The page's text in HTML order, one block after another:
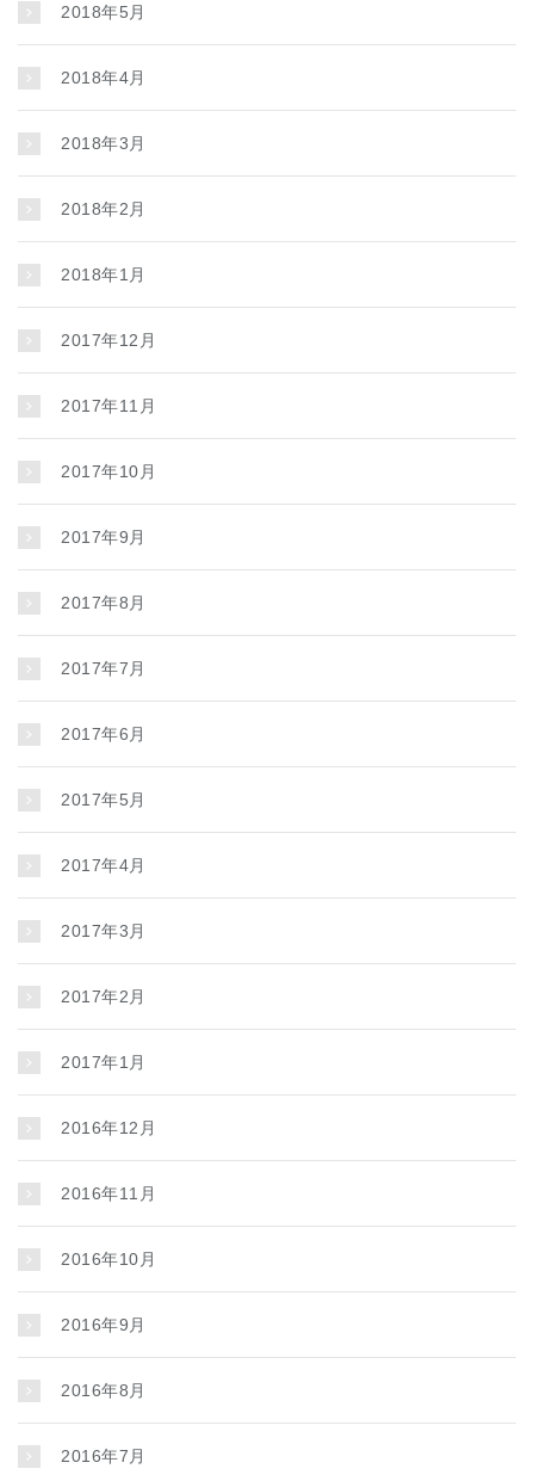
2018年5月
2018年4月
2018年3月
2018年2月
2018年1月
2017年12月
2017年11月
2017年10月
2017年9月
2017年8月
2017年7月
2017年6月
2017年5月
2017年4月
2017年3月
2017年2月
2017年1月
2016年12月
2016年11月
2016年10月
2016年9月
2016年8月
2016年7月